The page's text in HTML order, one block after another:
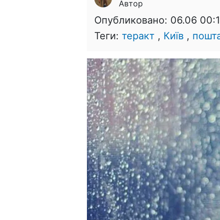
Автор
Опубликовано: 06.06
Теги: теракт , Київ ,